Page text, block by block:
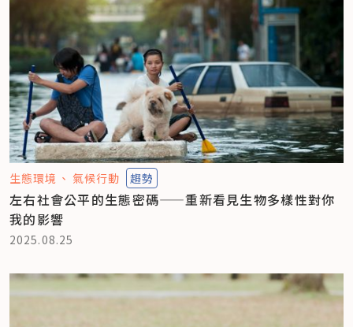
生態環境 氣候行動 趨勢
左右社會公平的生態密碼——重新看見生物多樣性對你
我的影響
2025.08.25